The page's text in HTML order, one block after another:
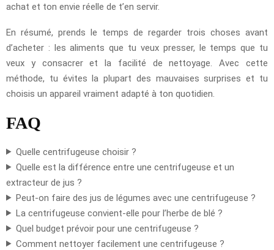
achat et ton envie réelle de t’en servir.
En résumé, prends le temps de regarder trois choses avant
d’acheter : les aliments que tu veux presser, le temps que tu
veux y consacrer et la facilité de nettoyage. Avec cette
méthode, tu évites la plupart des mauvaises surprises et tu
choisis un appareil vraiment adapté à ton quotidien.
FAQ
Quelle centrifugeuse choisir ?
Quelle est la différence entre une centrifugeuse et un
extracteur de jus ?
Peut-on faire des jus de légumes avec une centrifugeuse ?
La centrifugeuse convient-elle pour l’herbe de blé ?
Quel budget prévoir pour une centrifugeuse ?
Comment nettoyer facilement une centrifugeuse ?